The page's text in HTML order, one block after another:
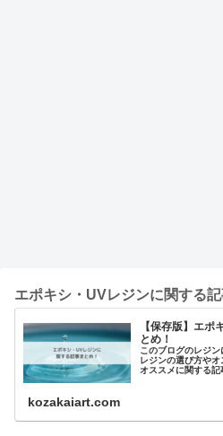
エポキシ・UVレジンに関する
【保存版】エポ
とめ！
このブログのレジン
レジンの選び方や
オススメに関する記
kozakaiart.com